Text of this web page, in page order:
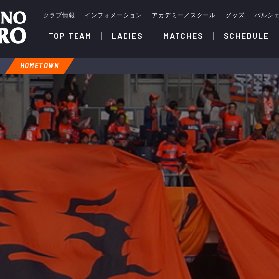
クラブ情報 インフォメーション アカデミー／スクール グッズ パルシェ
TOP TEAM LADIES MATCHES SCHEDULE
HOMETOWN